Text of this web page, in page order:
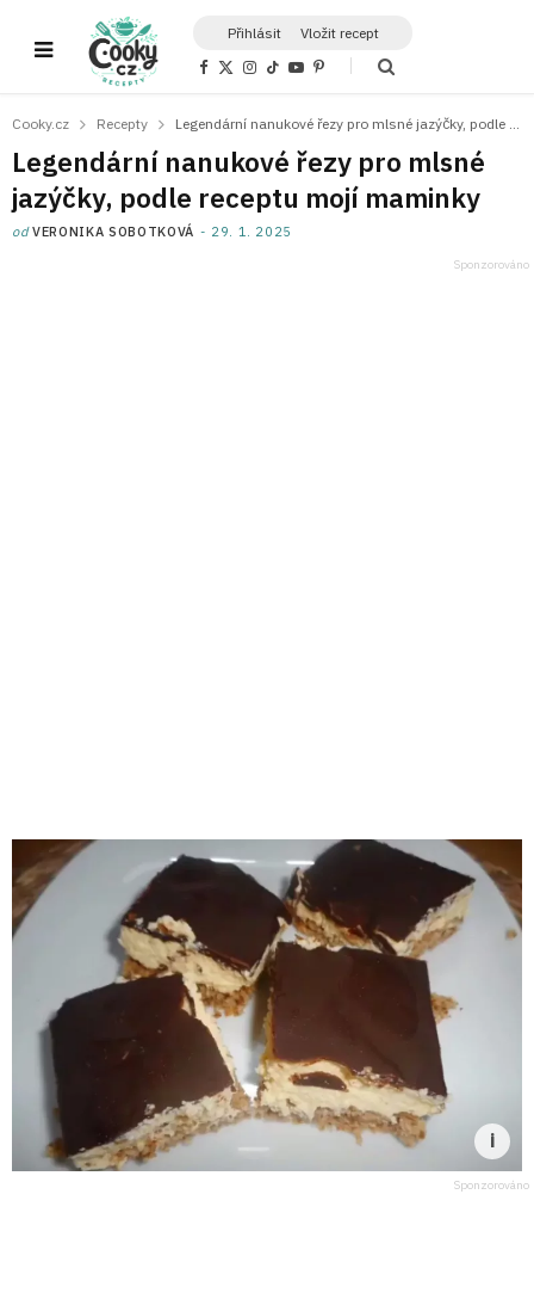
Přihlásit Vložit recept
F
b
o
k
X
i
t
e
r
)
I
a
r
a
m
T
o
Y
u
e
P
e
e
s
t
Cooky.cz Recepty
Legendární nanukové řezy pro mlsné
jazýčky, podle receptu mojí maminky
odVERONIKA SOBOTKOVÁ 29. 1. 2025